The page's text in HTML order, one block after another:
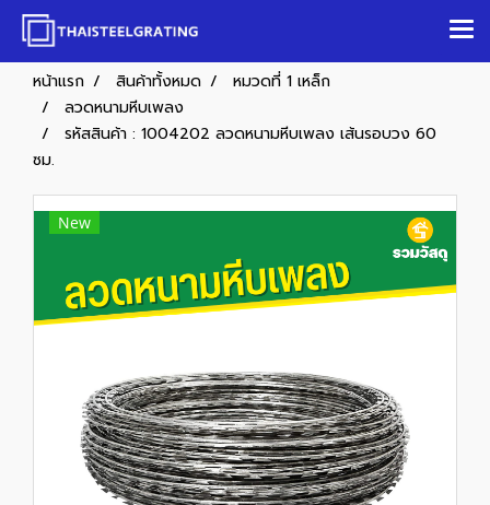
หน้าแรก สินค้าทั้งหมด
หมวดที่ 1 เหล็ก
ลวดหนามหีบเพลง
รหัสสินค้า : 1004202 ลวดหนามหีบเพลง เส้นรอบวง 60
ซม.
New